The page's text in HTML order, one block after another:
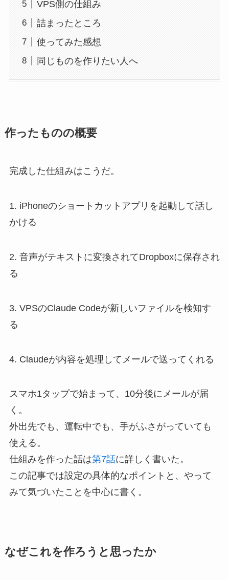
VPS側の仕組み
詰まったところ
使ってみた感想
同じものを作りたい人へ
作ったものの概要
完成した仕組みはこうだ。
1. iPhoneのショートカットアプリを起動して話し
かける
2. 音声がテキストに変換されてDropboxに保存され
る
3. VPSのClaude Codeが新しいファイルを検知す
る
4. Claudeが内容を処理してメールで送ってくれる
スマホ1タップで始まって、10分後にメールが届
く。
外出先でも、運転中でも、手がふさがっていても
使える。
仕組みを作った話は第7話に詳しく書いた。
この記事では設定の具体的なポイントと、やって
みて気づいたことを中心に書く。
なぜこれを作ろうと思ったか